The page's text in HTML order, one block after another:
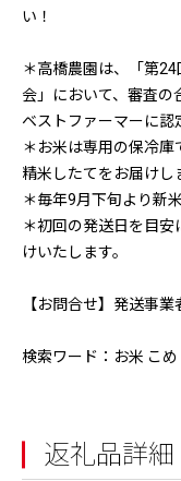
い！
＊高橋農園は、「第
会」において、審査の
ベストファーマーに認
＊お米は専用の保冷庫
精米したてをお届けし
＊毎年9月下旬より新
＊初回の発送日を目
けいたします。
【お問合せ】発送事
検索ワード：お米 こめ
返礼品詳細